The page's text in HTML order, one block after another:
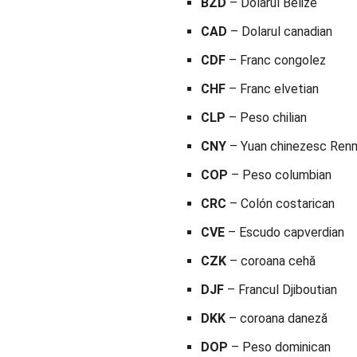
CAD – Dolarul canadian
CDF – Franc congolez
CHF – Franc elvetian
CLP – Peso chilian
CNY – Yuan chinezesc
COP – Peso columbian
CRC – Colón costarican
CVE – Escudo capverdian
CZK – coroana cehă
DJF – Francul Djiboutian
DKK – coroana daneză
DOP – Peso dominican